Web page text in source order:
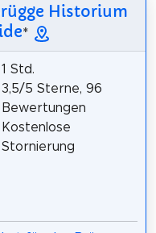
Historium
*
1 Std.
3,5/5 Sterne, 96
Bewertungen
Kostenlose
Stornierung